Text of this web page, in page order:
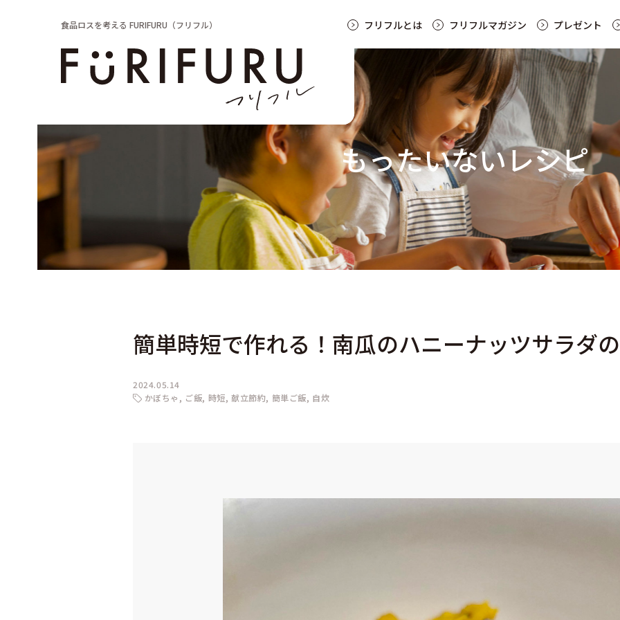
食品ロスを考える FURIFURU（フリフル） フリフルとは フリフルマガジン プレゼント
もったいないレシピ
簡単時短で作れる！南瓜のハニーナッツサラダ
2024.05.14
かぼちゃ
ご飯 時短 献立節約 簡単ご飯 自炊